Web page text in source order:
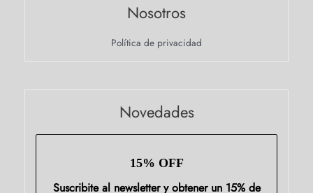
Nosotros
Política de privacidad
Novedades
15% OFF
Suscribite al newsletter y obtener un 15% de